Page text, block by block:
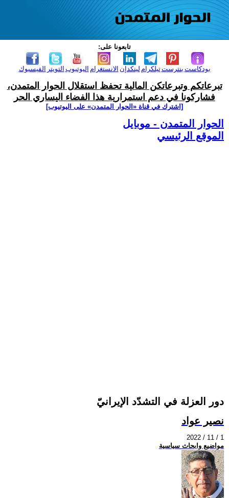
تابعونا على:
الفيسبوك التويتر اليوتيوب الانستغرام لينكدإن تيلكرامبنترست بودكاست
تبرعاتكم وتبرعاتكن المالية تحفظ استقلال الحوار المتمدن،
فشاركونا في دعم استمرارية هذا الفضاء اليساري الحر
[اشترك في قناة ‫«الحوار المتمدن» على اليوتيوب]
الحوار المتمدن - موبايل
الموقع الرئيسي
دور العزلة في التشدّد الإيرانيّ
نصير عواد
2022 / 11 / 1
مواضيع وابحاث سياسية